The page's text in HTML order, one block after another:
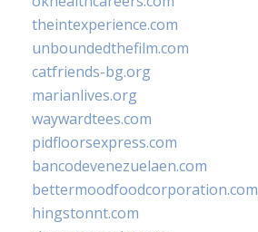
theintexperience.com
unboundedthefilm.com
catfriends-bg.org
marianlives.org
waywardtees.com
pidfloorsexpress.com
bancodevenezuelaen.com
bettermoodfoodcorporation.com
hingstonnt.com